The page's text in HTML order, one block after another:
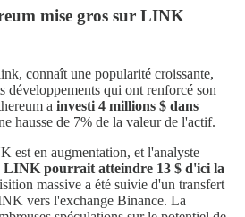
mise gros sur LINK
connaît une popularité croissante,
développements qui ont renforcé son
a investi 4 millions $ dans
hausse de 7% de la valeur de l'actif.
est en augmentation, et l'analyste
LINK pourrait atteindre 13 $ d'ici la
massive a été suivie d'un transfert
vers l'exchange Binance. La